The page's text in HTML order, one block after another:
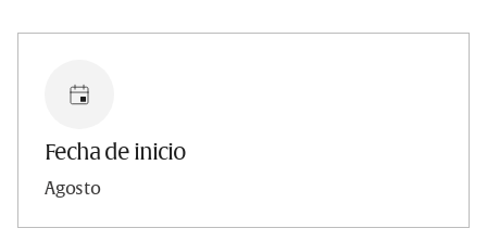
Fecha de inicio
Agosto